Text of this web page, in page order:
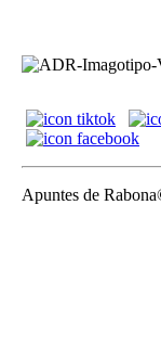
Apuntes de